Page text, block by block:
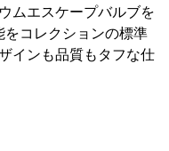
ムエスケープバルブを
コレクションの標準
インも品質もタフな仕